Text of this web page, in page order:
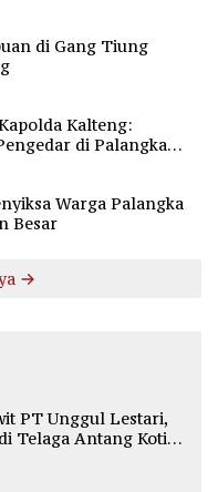
di Gang Tiung
Kalteng:
di Palangka
Warga Palangka
Besar
PT Unggul Lestari,
Telaga Antang Kotim